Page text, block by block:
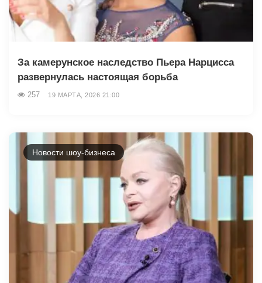
За камерунское наследство Пьера Нарцисса
развернулась настоящая борьба
257 19 МАРТА, 2026 21:00
Новости шоу-бизнеса